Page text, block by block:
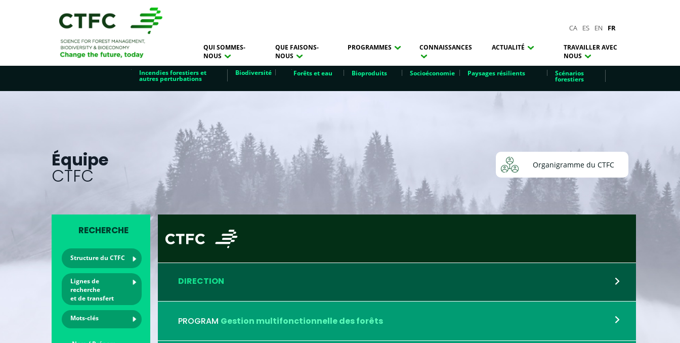
CA ES EN FR
QUI SOMMES-
NOUS
QUE FAISONS-
NOUS
PROGRAMMES CONNAISSANCES ACTUALITÉ
TRAVAILLER AVEC
NOUS
Incendies forestiers et
autres perturbations
Biodiversité Forêts et eau Bioproduits Socioéconomie Paysages résilients Scénarios
forestiers
Équipe
CTFC
Organigramme du CTFC
RECHERCHE
Structure du CTFC
Lignes de
recherche
et de transfert
Mots-clés
DIRECTION
PROGRAM Gestion multifonctionnelle des forêts